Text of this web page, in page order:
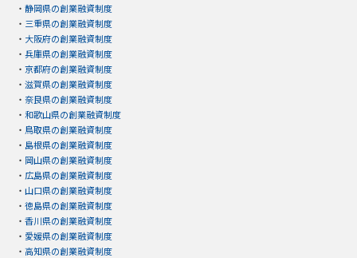
・ 静岡県の創業融資制度
・ 三重県の創業融資制度
・ 大阪府の創業融資制度
・ 兵庫県の創業融資制度
・ 京都府の創業融資制度
・ 滋賀県の創業融資制度
・ 奈良県の創業融資制度
・ 和歌山県の創業融資制度
・ 鳥取県の創業融資制度
・ 島根県の創業融資制度
・ 岡山県の創業融資制度
・ 広島県の創業融資制度
・ 山口県の創業融資制度
・ 徳島県の創業融資制度
・ 香川県の創業融資制度
・ 愛媛県の創業融資制度
・ 高知県の創業融資制度